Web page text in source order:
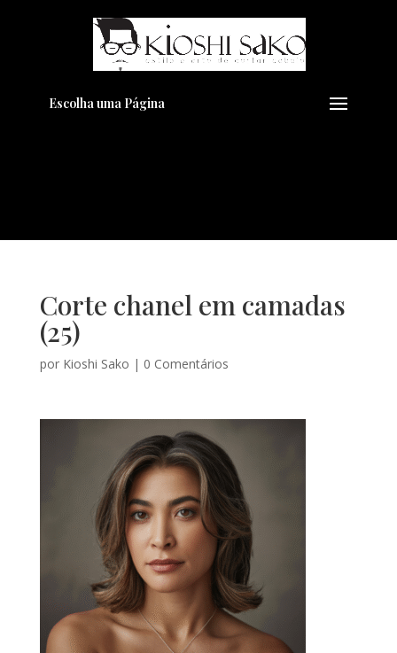
Escolha uma Página
Corte chanel em camadas
(25)
por Kioshi Sako | 0 Comentários
Pensando em transformar seu
Visual??